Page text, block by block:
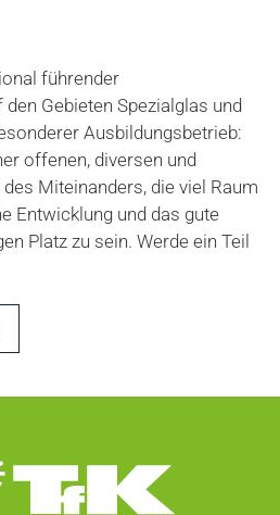
führender
Gebieten Spezialglas und
Ausbildungsbetrieb:
offenen, diversen und
Miteinanders, die viel Raum
Entwicklung und das gute
Platz zu sein. Werde ein Teil